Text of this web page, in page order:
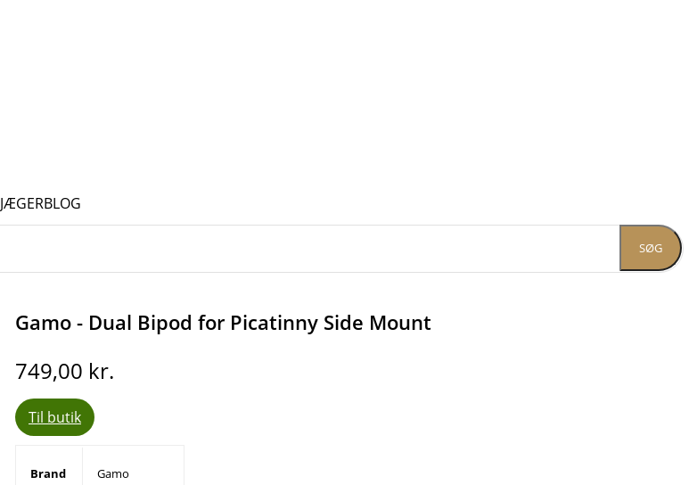
SØG
JÆGERBLOG
Gamo - Dual Bipod for Picatinny Side Mount
749,00 kr.
Til butik
Brand Gamo